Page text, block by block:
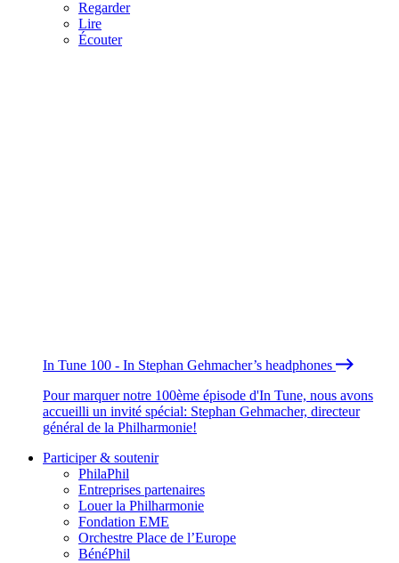
Regarder
Lire
Écouter
In Tune 100 - In Stephan Gehmacher’s headphones
Pour marquer notre 100ème épisode d'In Tune, nous avons
accueilli un invité spécial: Stephan Gehmacher, directeur
général de la Philharmonie!
Participer & soutenir
PhilaPhil
Entreprises partenaires
Louer la Philharmonie
Fondation EME
Orchestre Place de l’Europe
BénéPhil